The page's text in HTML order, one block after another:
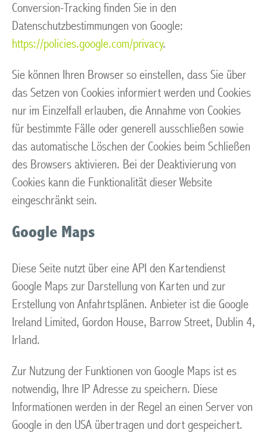
Conversion-Tracking finden Sie in den
Datenschutzbestimmungen von Google:
https://policies.google.com/privacy.
Sie können Ihren Browser so einstellen, dass Sie über
das Setzen von Cookies informiert werden und Cookies
nur im Einzelfall erlauben, die Annahme von Cookies
für bestimmte Fälle oder generell ausschließen sowie
das automatische Löschen der Cookies beim Schließen
des Browsers aktivieren. Bei der Deaktivierung von
Cookies kann die Funktionalität dieser Website
eingeschränkt sein.
Google Maps
Diese Seite nutzt über eine API den Kartendienst
Google Maps zur Darstellung von Karten und zur
Erstellung von Anfahrtsplänen. Anbieter ist die Google
Ireland Limited, Gordon House, Barrow Street, Dublin 4,
Irland.
Zur Nutzung der Funktionen von Google Maps ist es
notwendig, Ihre IP Adresse zu speichern. Diese
Informationen werden in der Regel an einen Server von
Google in den USA übertragen und dort gespeichert.